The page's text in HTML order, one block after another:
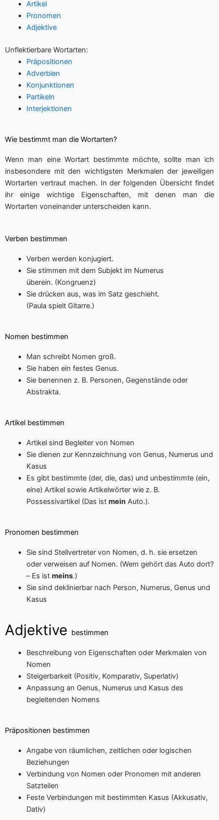
Artikel
Pronomen
Adjektive
Unflektierbare Wortarten:
Präpositionen
Adverbien
Konjunktionen
Partikeln
Interjektionen
Wie bestimmt man die Wortarten?
Wenn man eine Wortart bestimmte möchte, sollte man ich
insbesondere mit den wichtigsten Merkmalen der jeweiligen
Wortarten vertraut machen. In der folgenden Übersicht findet
ihr einige wichtige Eigenschaften, mit denen man die
Wortarten voneinander unterscheiden kann.
Verben bestimmen
Verben werden konjugiert.
Sie stimmen mit dem Subjekt im Numerus
überein. (Kongruenz)
Sie drücken aus, was im Satz geschieht.
(Paula spielt Gitarre.)
Nomen bestimmen
Man schreibt Nomen groß.
Sie haben ein festes Genus.
Sie benennen z. B. Personen, Gegenstände oder
Abstrakta.
Artikel bestimmen
Artikel sind Begleiter von Nomen
Sie dienen zur Kennzeichnung von Genus, Numerus und
Kasus
Es gibt bestimmte (der, die, das) und unbestimmte (ein,
eine) Artikel sowie Artikelwörter wie z. B.
Possessivartikel (Das ist meinAuto.).
Pronomen bestimmen
Sie sind Stellvertreter von Nomen, d. h. sie ersetzen
oder verweisen auf Nomen. (Wem gehört das Auto dort?
– Es ist meins.)
Sie sind deklinierbar nach Person, Numerus, Genus und
Kasus
Adjektive bestimmen
Beschreibung von Eigenschaften oder Merkmalen von
Nomen
Steigerbarkeit (Positiv, Komparativ, Superlativ)
Anpassung an Genus, Numerus und Kasus des
begleitenden Nomens
Präpositionen bestimmen
Angabe von räumlichen, zeitlichen oder logischen
Beziehungen
Verbindung von Nomen oder Pronomen mit anderen
Satzteilen
Feste Verbindungen mit bestimmten Kasus (Akkusativ,
Dativ)